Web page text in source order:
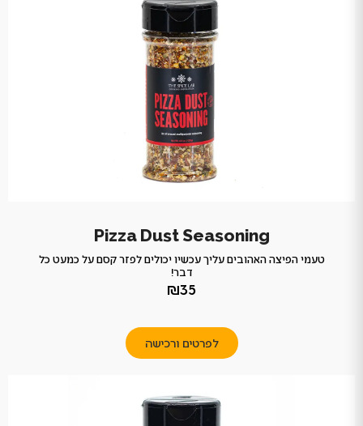
Pizza Dust Seasoning
טעמי הפיצה האהובים עליך עכשיו יכולים לפזר קסם על כמעט כל
דבר!
₪35
לפרטים ורכישה